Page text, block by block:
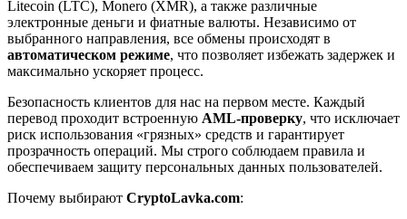
Litecoin (LTC), Monero (XMR), а также различные
электронные деньги и фиатные валюты. Независимо от
выбранного направления, все обмены происходят в
автоматическом режиме, что позволяет избежать задержек и
максимально ускоряет процесс.
Безопасность клиентов для нас на первом месте. Каждый
перевод проходит встроенную AML-проверку, что исключает
риск использования «грязных» средств и гарантирует
прозрачность операций. Мы строго соблюдаем правила и
обеспечиваем защиту персональных данных пользователей.
Почему выбирают CryptoLavka.com: